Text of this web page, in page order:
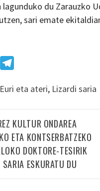
lagunduko du Zarauzko
sari emate
WhatsApp
Euri eta ateri, Lizardi saria
KULTUR ONDAREA
ETA KONTSERBATZEKO
DOKTORE-TESIRIK
SARIA ESKURATU DU